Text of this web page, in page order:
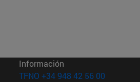
Información
TFNO +34 948 42 56 00